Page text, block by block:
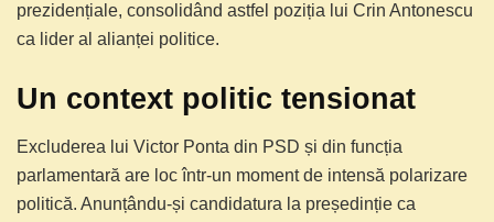
prezidențiale, consolidând astfel poziția lui Crin Antonescu
ca lider al alianței politice.
Un context politic tensionat
Excluderea lui Victor Ponta din PSD și din funcția
parlamentară are loc într-un moment de intensă polarizare
politică. Anunțându-și candidatura la președinție ca